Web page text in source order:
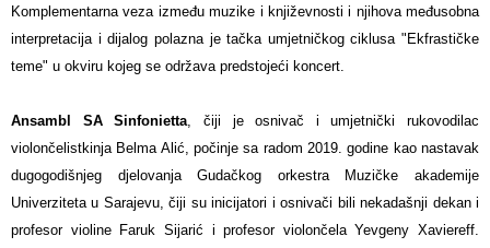
Komplementarna veza između muzike i književnosti i njihova međusobna
interpretacija i dijalog polazna je tačka umjetničkog ciklusa "Ekfrastičke
teme" u okviru kojeg se održava predstojeći koncert.
Ansambl SA Sinfonietta, čiji je osnivač i umjetnički rukovodilac
violončelistkinja Belma Alić, počinje sa radom 2019. godine kao nastavak
dugogodišnjeg djelovanja Gudačkog orkestra Muzičke akademije
Univerziteta u Sarajevu, čiji su inicijatori i osnivači bili nekadašnji dekan i
profesor violine Faruk Sijarić i profesor violončela Yevgeny Xaviereff.